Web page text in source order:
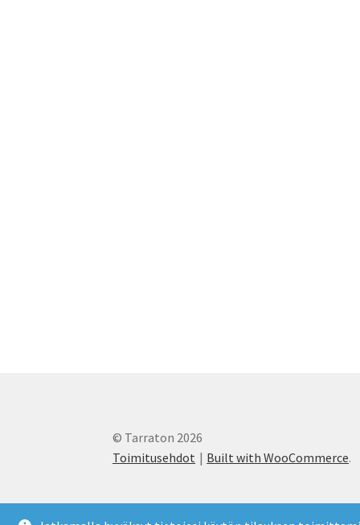
© Tarraton 2026
Toimitusehdot
Built with WooCommerce.